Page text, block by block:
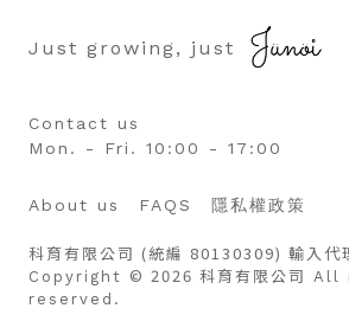
Just growing, just
Contact us
Mon. - Fri. 10:00 - 17:00
About us FAQS 隱私權政策
科育有限公司 (統編 80130309) 輸入代
Copyright © 2026 科育有限公司 All
reserved.